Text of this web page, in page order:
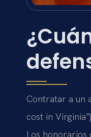
Contratar a un
cost in
Los